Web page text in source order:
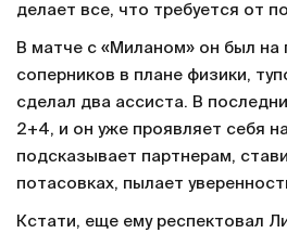
делает все, что требуется от
В матче с «Миланом» он был на
соперников в плане физики,
сделал два ассиста. В
2+4, и он уже проявляет себя
подсказывает партнерам,
потасовках, пылает
Кстати, еще ему респектовал